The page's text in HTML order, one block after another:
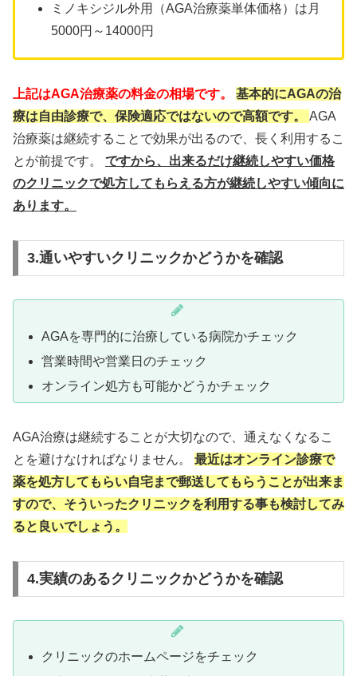
ミノキシジル外用（AGA治療薬単体価格）は月
5000円～14000円
上記はAGA治療薬の料金の相場です。 基本的にAGAの治
療は自由診療で、保険適応ではないので高額です。 AGA
治療薬は継続することで効果が出るので、長く利用するこ
とが前提です。 ですから、出来るだけ継続しやすい価格
のクリニックで処方してもらえる方が継続しやすい傾向に
あります。
3.通いやすいクリニックかどうかを確認
AGAを専門的に治療している病院かチェック
営業時間や営業日のチェック
オンライン処方も可能かどうかチェック
AGA治療は継続することが大切なので、通えなくなるこ
とを避けなければなりません。 最近はオンライン診療で
薬を処方してもらい自宅まで郵送してもらうことが出来ま
すので、そういったクリニックを利用する事も検討してみ
ると良いでしょう。
4.実績のあるクリニックかどうかを確認
クリニックのホームページをチェック